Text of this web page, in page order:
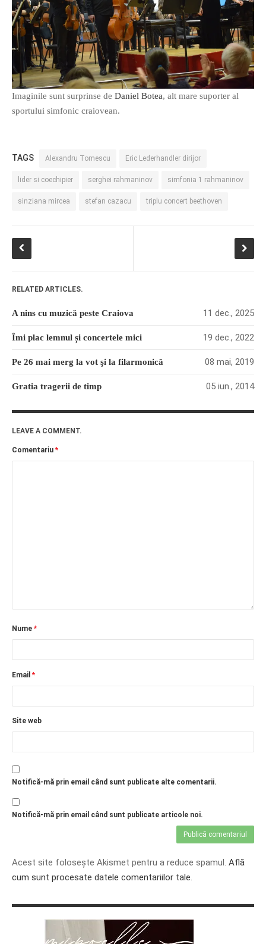
Imaginile sunt surprinse de Daniel Botea, alt mare suporter al
sportului simfonic craiovean.
TAGS Alexandru Tomescu Eric Lederhandler dirijor
lider si coechipier serghei rahmaninov simfonia 1 rahmaninov
sinziana mircea stefan cazacu triplu concert beethoven
RELATED ARTICLES.
A nins cu muzică peste Craiova 11 dec., 2025
Îmi plac lemnul și concertele mici 19 dec., 2022
Pe 26 mai merg la vot şi la filarmonică 08 mai, 2019
Gratia tragerii de timp 05 iun., 2014
LEAVE A COMMENT.
Comentariu *
Nume *
Email *
Site web
Notifică-mă prin email când sunt publicate alte comentarii.
Notifică-mă prin email când sunt publicate articole noi.
Acest site folosește Akismet pentru a reduce spamul. Află
cum sunt procesate datele comentariilor tale.